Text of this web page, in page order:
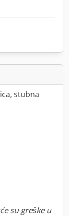
stubna
su greške u